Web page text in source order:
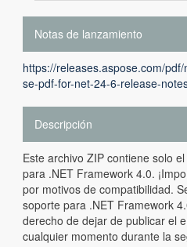
Notas de lanzamiento
https://releases.aspose.com/
se-pdf-for-net-24-6-release-
Descripción
Este archivo ZIP contiene solo
para .NET Framework 4.0.
por motivos de compatibilidad.
soporte para .NET Framework
derecho de dejar de publicar el
cualquier momento durante la